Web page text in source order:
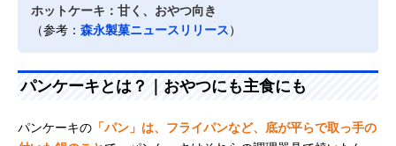
ホットケーキ：甘く、おやつ向き
（参考： 森永製菓ニュースリリース）
パンケーキとは？｜おやつにも主食にも
パンケーキの 「パン」は、フライパンなど、底が平らで取っ手の